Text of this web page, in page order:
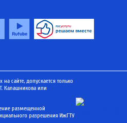
сайте, допускается только
Калашникова или
размещенной
разрешения ИжГТУ